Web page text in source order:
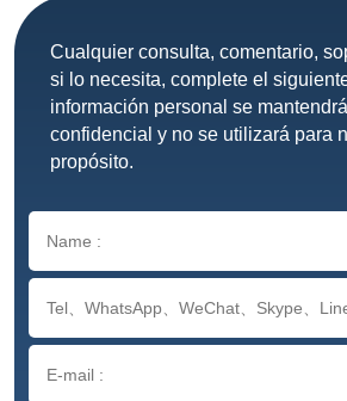
Cualquier consulta, comentario,
si lo necesita, complete el
información personal se
confidencial y no se utilizará para
propósito.